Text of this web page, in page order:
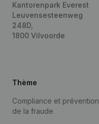
Kantorenpark Everest
Leuvensesteenweg
248D,
1800 Vilvoorde
Thème
Compliance et prévention
de la fraude